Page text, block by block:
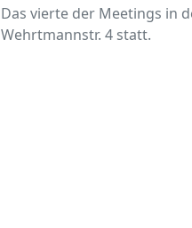
Das vierte der Meetings in
Wehrtmannstr. 4 statt.